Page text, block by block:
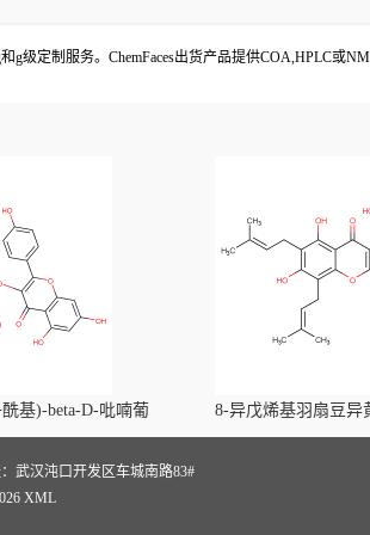
g级定制服务。ChemFaces出货产品提供COA,HPLC或
基)-beta-D-吡喃葡
3-O-(6''-galloyl)-
对照品, CAS
05-6
8-异戊烯基羽扇豆异
Prenylluteone对照品,
武汉沌口开发区车城南路83#
XML